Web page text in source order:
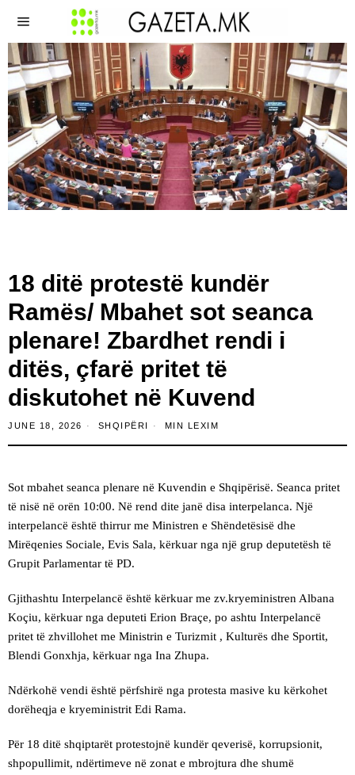
18 ditë protestë kundër
Ramës/ Mbahet sot seanca
plenare! Zbardhet rendi i
ditës, çfarë pritet të
diskutohet në Kuvend
JUNE 18, 2026 SHQIPËRI MIN LEXIM
Sot mbahet seanca plenare në Kuvendin e Shqipërisë. Seanca pritet
të nisë në orën 10:00. Në rend dite janë disa interpelanca. Një
interpelancë është thirrur me Ministren e Shëndetësisë dhe
Mirëqenies Sociale, Evis Sala, kërkuar nga një grup deputetësh të
Grupit Parlamentar të PD.
Gjithashtu Interpelancë është kërkuar me zv.kryeministren Albana
Koçiu, kërkuar nga deputeti Erion Braçe, po ashtu Interpelancë
pritet të zhvillohet me Ministrin e Turizmit , Kulturës dhe Sportit,
Blendi Gonxhja, kërkuar nga Ina Zhupa.
Ndërkohë vendi është përfshirë nga protesta masive ku kërkohet
dorëheqja e kryeministrit Edi Rama.
Për 18 ditë shqiptarët protestojnë kundër qeverisë, korrupsionit,
shpopullimit, ndërtimeve në zonat e mbrojtura dhe shumë